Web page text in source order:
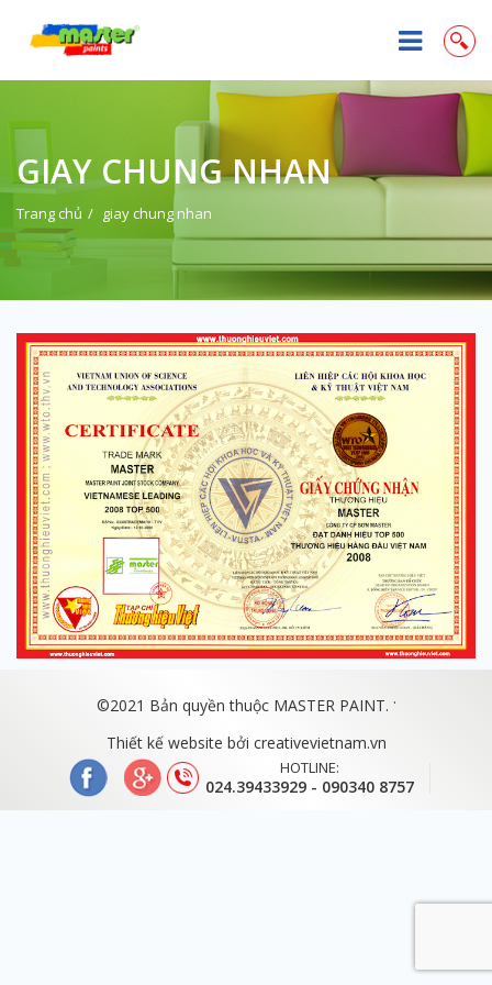
GIAY CHUNG NHAN
Trang chủ giay chung nhan
©2021 Bản quyền thuộc MASTER PAINT. .
Thiết kế website bởi creativevietnam.vn
HOTLINE:
024.39433929 - 090340 8757